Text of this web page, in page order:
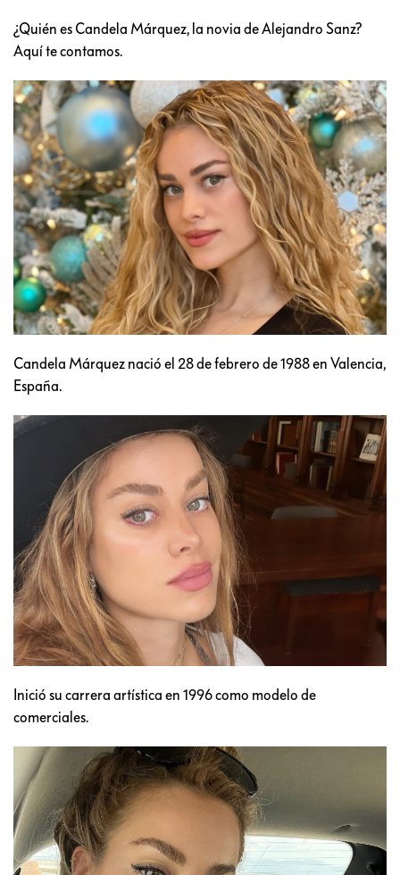
¿Quién es Candela Márquez, la novia de Alejandro Sanz?
Aquí te contamos.
Candela Márquez nació el 28 de febrero de 1988 en Valencia,
España.
Inició su carrera artística en 1996 como modelo de
comerciales.